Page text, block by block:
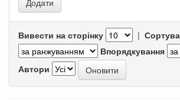
Вивести на сторінку |
Впорядкування
Автори